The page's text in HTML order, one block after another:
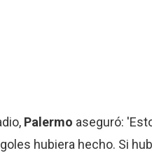
Palermo aseguró:
hubiera hecho. Si